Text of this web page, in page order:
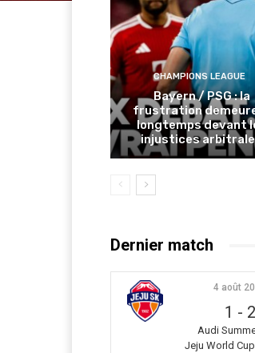
CHAMPIONS LEAGUE
Bayern / PSG : la
frustration
longtemps devant
injustices
Dernier match
4 août
1 - 2
Audi
Jeju World